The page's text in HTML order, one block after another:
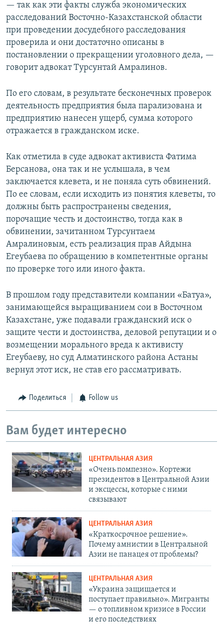
— так как эти факты служба экономических
расследований Восточно-Казахстанской области
при проведении досудебного расследования
проверила и они достаточно описаны в
постановлении о прекращении уголовного дела, —
говорит адвокат Турсунтай Амралинов.
По его словам, в результате бесконечных проверок
деятельность предприятия была парализована и
предприятию нанесен ущерб, сумма которого
отражается в гражданском иске.
Как отметила в суде адвокат активиста Фатима
Берсанова, она так и не услышала, в чем
заключается клевета, и не поняла суть обвинений.
По ее словам, если исходить из понятия клеветы, то
должны быть распространены сведения,
порочащие честь и достоинство, тогда как в
обвинении, зачитанном Турсунтаем
Амралиновым, есть реализация прав Айдына
Егеубаева по обращению в компетентные органы
по проверке того или иного факта.
В прошлом году представители компании «Батуа»,
занимающейся выращиванием сои в Восточном
Казахстане, уже подавали гражданский иск о
защите чести и достоинства, деловой репутации и о
возмещении морального вреда к активисту
Егеубаеву, но суд Алматинского района Астаны
вернул этот иск, не став его рассматривать.
Поделиться Follow us
Вам будет интересно
ЦЕНТРАЛЬНАЯ АЗИЯ
«Очень помпезно». Кортежи
президентов в Центральной Азии
и эксцессы, которые с ними
связывают
ЦЕНТРАЛЬНАЯ АЗИЯ
«Краткосрочное решение».
Почему амнистии в Центральной
Азии не панацея от проблемы?
ЦЕНТРАЛЬНАЯ АЗИЯ
«Украина защищается и
поступает правильно». Мигранты
— о топливном кризисе в России
и его последствиях